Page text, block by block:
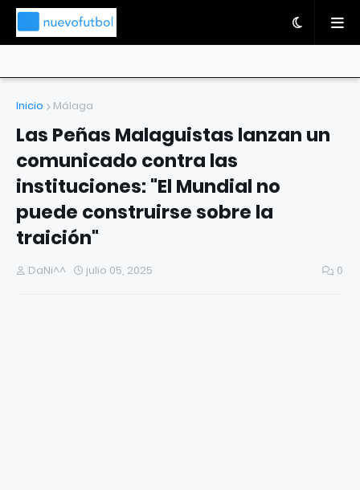
Inicio Málaga
Las Peñas Malaguistas lanzan un
comunicado contra las
instituciones: "El Mundial no
puede construirse sobre la
traición"
DaNi^^ julio 05, 2025 0